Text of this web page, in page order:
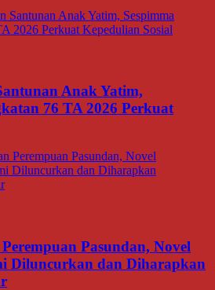
Anak Yatim,
76 TA 2026 Perkuat
Pasundan, Novel
Diluncurkan dan Diharapkan